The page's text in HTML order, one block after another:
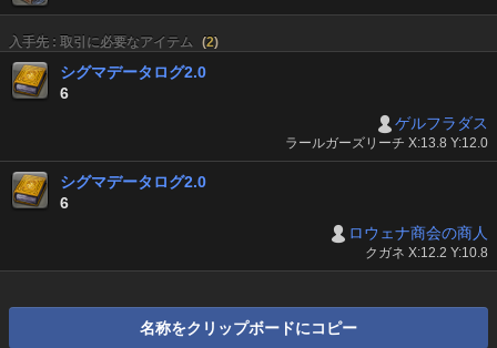
入手先 : 取引に必要なアイテム (2)
シグマデータログ2.0
6
ゲルフラダス
ラールガーズリーチ X:13.8 Y:12.0
シグマデータログ2.0
6
ロウェナ商会の商人
クガネ X:12.2 Y:10.8
名称をクリップボードにコピー